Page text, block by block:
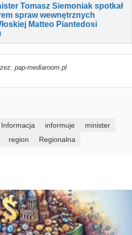
Tomasz Siemoniak spotkał
spraw wewnętrznych
Matteo Piantedosi
pap-mediaroom.pl
Informacja informuje
minister
region Regionalna